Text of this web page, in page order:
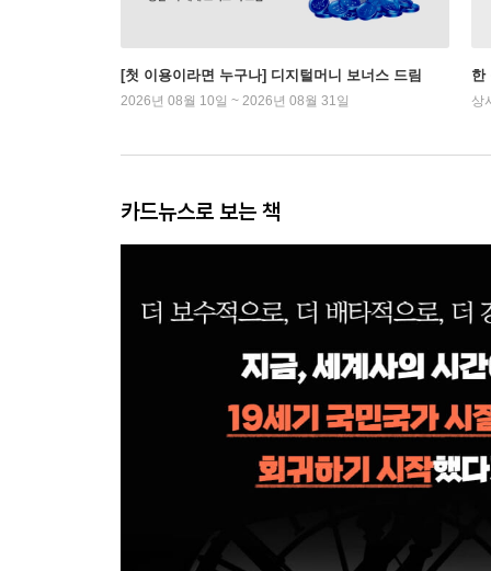
[첫 이용이라면 누구나] 디지털머니 보너스 드림
2026년 08월 10일 ~ 2026년 08월 31일
한
상
카드뉴스로 보는 책